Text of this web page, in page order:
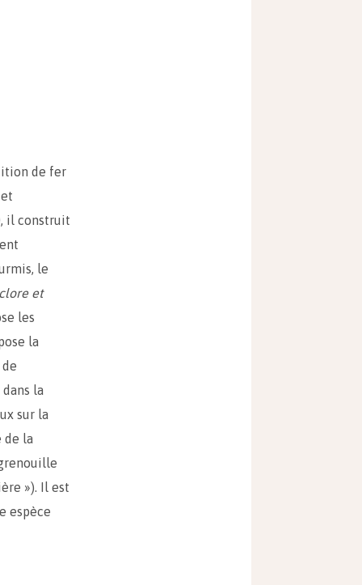
de fer
il construit
le
et
les
la
la
sur la
de la
»). Il est
espèce